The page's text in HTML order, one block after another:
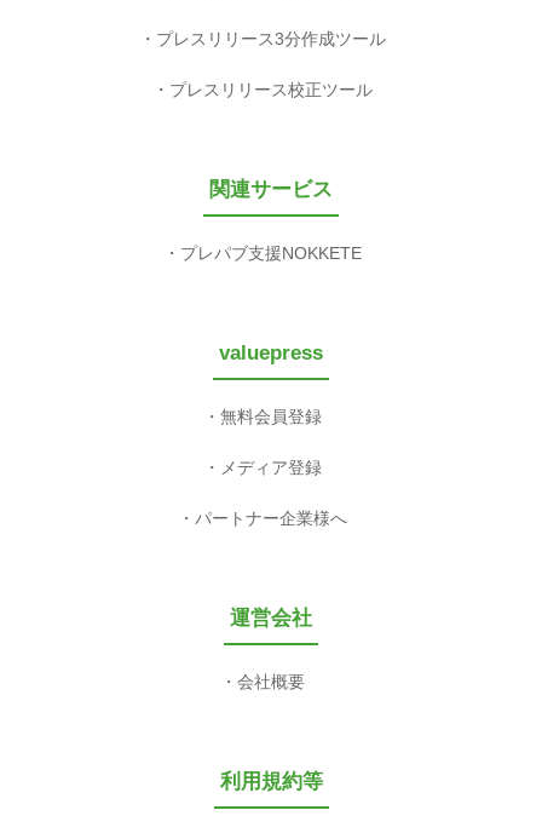
プレスリリース3分作成ツール
プレスリリース校正ツール
関連サービス
プレパブ支援NOKKETE
valuepress
無料会員登録
メディア登録
パートナー企業様へ
運営会社
会社概要
利用規約等